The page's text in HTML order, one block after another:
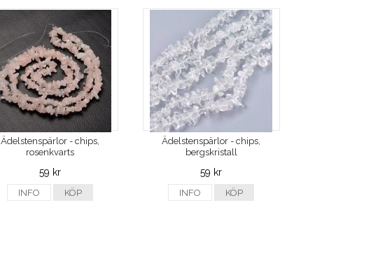
Ädelstenspärlor - chips,
rosenkvarts
59 kr
INFO KÖP
Ädelstenspärlor - chips,
bergskristall
59 kr
INFO KÖP